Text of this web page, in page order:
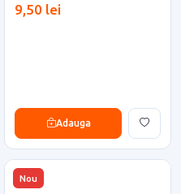
9,50 lei
Adauga
Nou